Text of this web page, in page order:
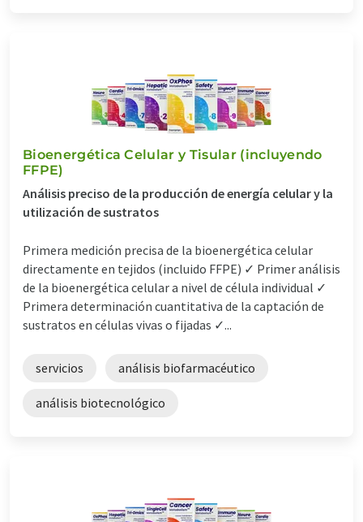
Bioenergética Celular y Tisular (incluyendo
FFPE)
Análisis preciso de la producción de energía celular y la
utilización de sustratos
Primera medición precisa de la bioenergética celular
directamente en tejidos (incluido FFPE) ✓ Primer análisis
de la bioenergética celular a nivel de célula individual ✓
Primera determinación cuantitativa de la captación de
sustratos en células vivas o fijadas ✓...
servicios análisis biofarmacéutico
análisis biotecnológico